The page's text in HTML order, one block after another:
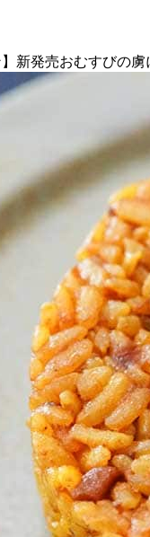
新発売おむすびの虜